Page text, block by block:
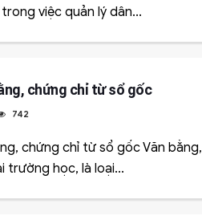
việc quản lý dân...
chứng chỉ từ sổ gốc
742
chứng chỉ từ sổ gốc Văn
trường học, là loại...